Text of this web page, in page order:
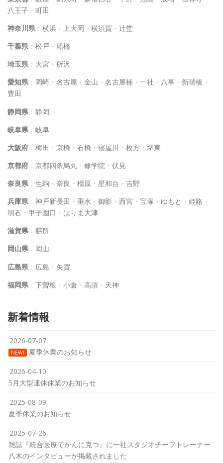
八王子 ・ 町田
神奈川県 ： 横浜 ・ 上大岡 ・ 横須賀 ・ 辻堂
千葉県 ： 松戸 ・ 船橋
埼玉県 ： 大宮 ・ 所沢
愛知県 ： 岡崎 ・ 名古屋 ・ 金山 ・ 名古屋楠 ・ 一社 ・ 八事 ・ 新瑞橋 ・
豊田
静岡県 ： 静岡
岐阜県 ： 岐阜
大阪府 ： 梅田 ・ 京橋 ・ 石橋 ・ 寝屋川 ・ 枚方 ・ 堺東
京都府 ： 京都四条烏丸 ・ 修学院 ・ 伏見
奈良県 ： 生駒 ・ 奈良 ・ 橿原 ・ 星和台 ・ 吉野
兵庫県 ： 神戸新長田 ・ 垂水 ・ 御影 ・ 西宮 ・ 宝塚 ・ ゆもと ・ 姫路 ・
明石 ・ 甲子園口 ・ はりま大津
滋賀県 ： 膳所
岡山県 ： 岡山
広島県 ： 広島 ・ 矢賀
福岡県 ： 下曽根 ・ 小倉 ・ 高須 ・ 天神
新着情報
2026-07-07
NEW! 夏季休業のお知らせ
2026-04-10
5月大型連休休業のお知らせ
2025-08-09
夏季休業のお知らせ
2025-07-26
雑誌『統合医療でがんに克つ』に一社スタジオチーフトレーナー
八木のインタビューが掲載されました